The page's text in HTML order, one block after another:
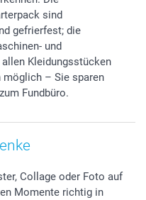
sind
gefrierfest; die
und
Kleidungsstücken
möglich – Sie sparen
Fundbüro.
Collage oder Foto auf
Momente richtig in